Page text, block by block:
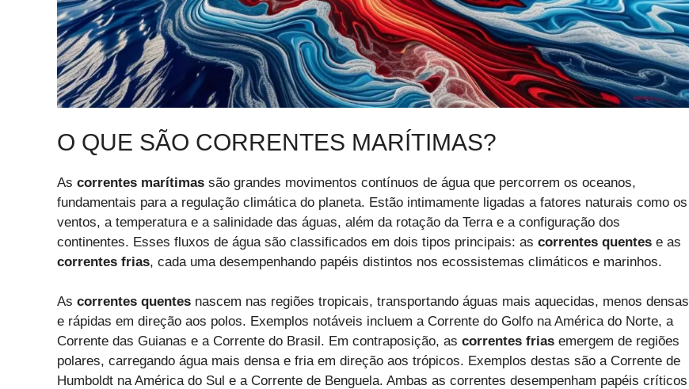
O QUE SÃO CORRENTES MARÍTIMAS?
As correntes marítimas são grandes movimentos contínuos de água que percorrem os oceanos,
fundamentais para a regulação climática do planeta. Estão intimamente ligadas a fatores naturais como os
ventos, a temperatura e a salinidade das águas, além da rotação da Terra e a configuração dos
continentes. Esses fluxos de água são classificados em dois tipos principais: as correntes quentes e as
correntes frias, cada uma desempenhando papéis distintos nos ecossistemas climáticos e marinhos.
As correntes quentes nascem nas regiões tropicais, transportando águas mais aquecidas, menos densas
e rápidas em direção aos polos. Exemplos notáveis incluem a Corrente do Golfo na América do Norte, a
Corrente das Guianas e a Corrente do Brasil. Em contraposição, as correntes frias emergem de regiões
polares, carregando água mais densa e fria em direção aos trópicos. Exemplos destas são a Corrente de
Humboldt na América do Sul e a Corrente de Benguela. Ambas as correntes desempenham papéis críticos